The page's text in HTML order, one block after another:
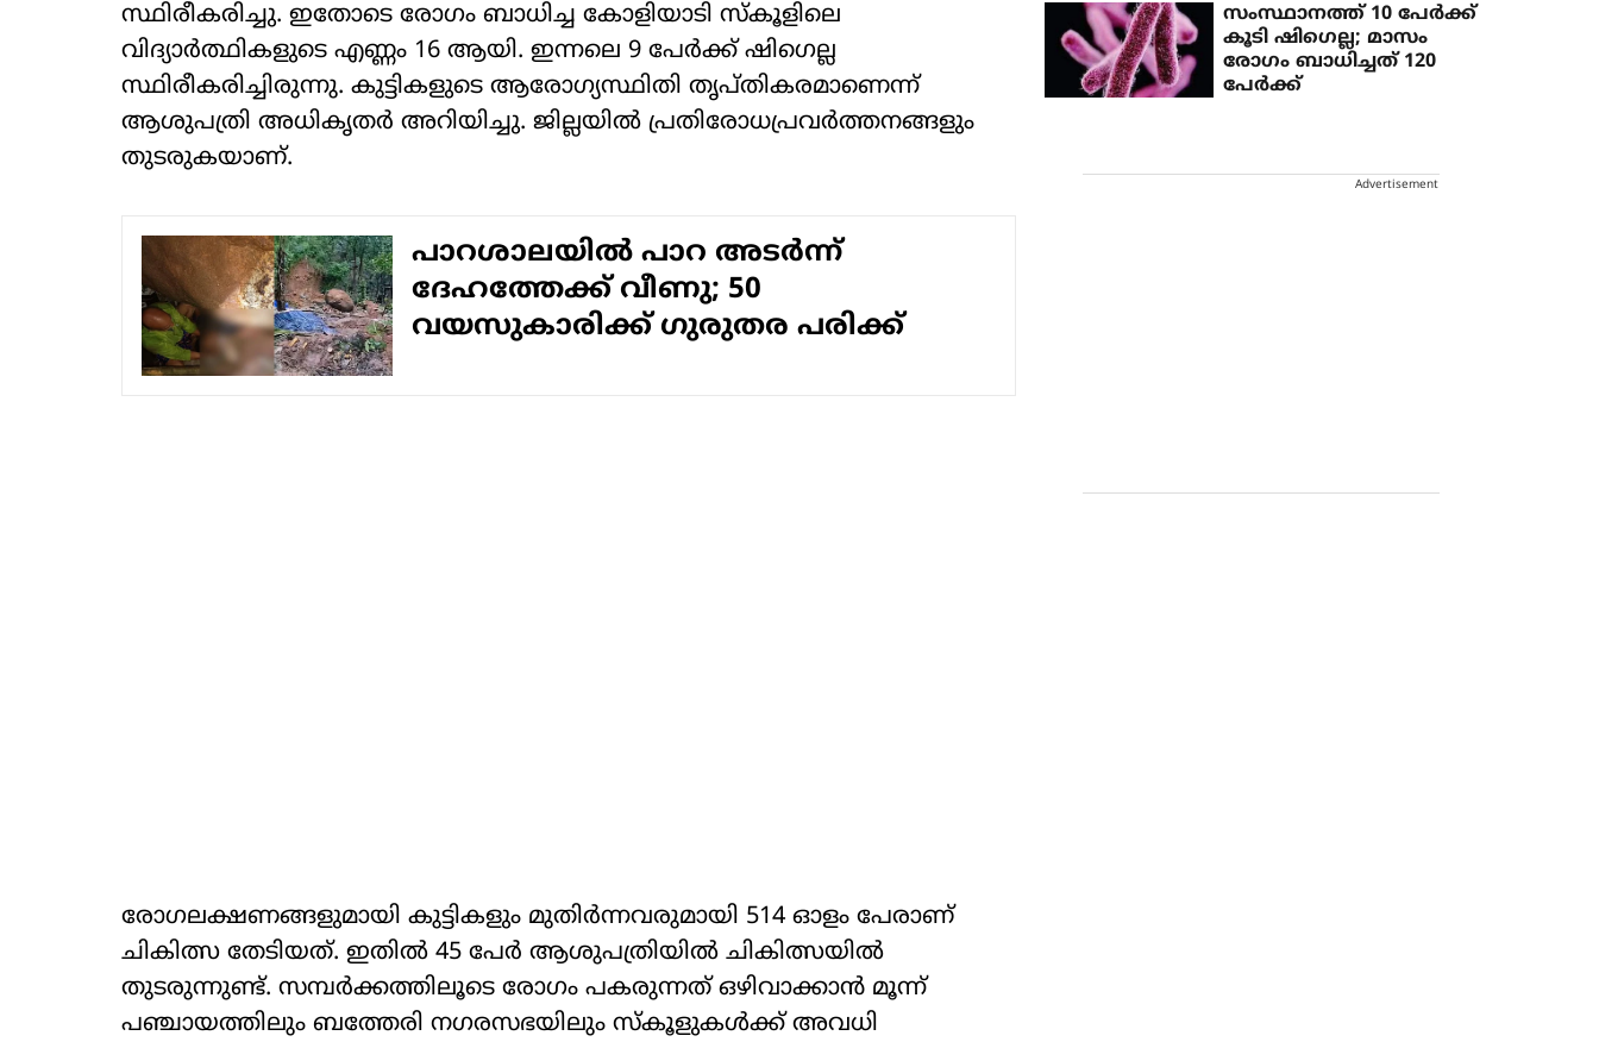
സ്ഥിരീകരിച്ചു. ഇതോടെ രോ​ഗം ബാധിച്ച കോളിയാടി സ്കൂളിലെ
വിദ്യാർത്ഥികളുടെ എണ്ണം 16 ആയി. ഇന്നലെ 9 പേർക്ക് ഷി​ഗെല്ല
സ്ഥിരീകരിച്ചിരുന്നു. കുട്ടികളുടെ ആരോ​ഗ്യസ്ഥിതി തൃപ്തികരമാണെന്ന്
ആശുപത്രി അധികൃതർ അറിയിച്ചു. ജില്ലയില്‍ പ്രതിരോധപ്രവര്‍ത്തനങ്ങളും
തുടരുകയാണ്.
പാറശാലയില്‍ പാറ അടര്‍ന്ന്
ദേഹത്തേക്ക് വീണു; 50
വയസുകാരിക്ക് ഗുരുതര പരിക്ക്
രോഗലക്ഷണങ്ങളുമായി കുട്ടികളും മുതിര്‍ന്നവരുമായി 514 ഓളം പേരാണ്
ചികിത്സ തേടിയത്. ഇതില്‍ 45 പേര്‍ ആശുപത്രിയില്‍ ചികിത്സയില്‍
തുടരുന്നുണ്ട്. സമ്പര്‍ക്കത്തിലൂടെ രോഗം പകരുന്നത് ഒഴിവാക്കാന്‍ മൂന്ന്
പഞ്ചായത്തിലും ബത്തേരി നഗരസഭയിലും സ്‌കൂളുകള്‍ക്ക് അവധി
സംസ്ഥാനത്ത് 10 പേര്‍ക്ക്
കൂടി ഷിഗെല്ല; മാസം
രോഗം ബാധിച്ചത് 120
പേര്‍ക്ക്
Advertisement